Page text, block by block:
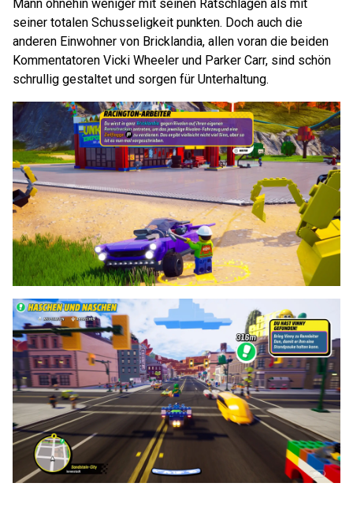
Mann ohnehin weniger mit seinen Ratschlägen als mit
seiner totalen Schusseligkeit punkten. Doch auch die
anderen Einwohner von Bricklandia, allen voran die beiden
Kommentatoren Vicki Wheeler und Parker Carr, sind schön
schrullig gestaltet und sorgen für Unterhaltung.